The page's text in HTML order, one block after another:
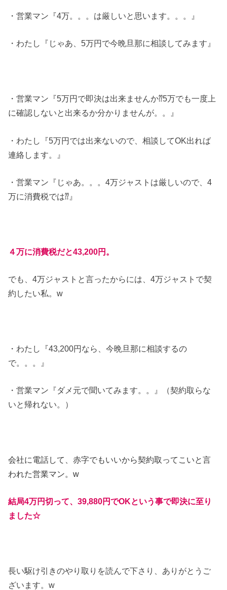
・営業マン『4万。。。は厳しいと思います。。。』
・わたし『じゃあ、5万円で今晩旦那に相談してみます』
・営業マン『5万円で即決は出来ませんか⁇5万でも一度上
に確認しないと出来るか分かりませんが。。』
・わたし『5万円では出来ないので、相談してOK出れば
連絡します。』
・営業マン『じゃあ。。。4万ジャストは厳しいので、4
万に消費税では⁇』
４万に消費税だと43,200円。
でも、4万ジャストと言ったからには、4万ジャストで契
約したい私。w
・わたし『43,200円なら、今晩旦那に相談するの
で。。。』
・営業マン『ダメ元で聞いてみます。。』（契約取らな
いと帰れない。）
会社に電話して、赤字でもいいから契約取ってこいと言
われた営業マン。w
結局4万円切って、39,880円でOKという事で即決に至り
ました☆
長い駆け引きのやり取りを読んで下さり、ありがとうご
ざいます。w